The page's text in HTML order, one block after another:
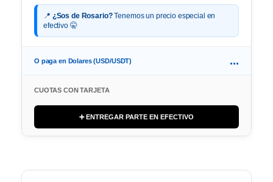
📍 ¿Sos de Rosario?Tenemos un precio especial en
efectivo 🤫
O paga en Dolares (USD/USDT) ...
CUOTAS CON TARJETA
➕ ENTREGAR PARTE EN EFECTIVO